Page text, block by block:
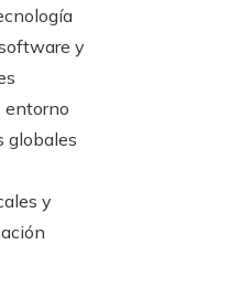
y
entorno
globales
y